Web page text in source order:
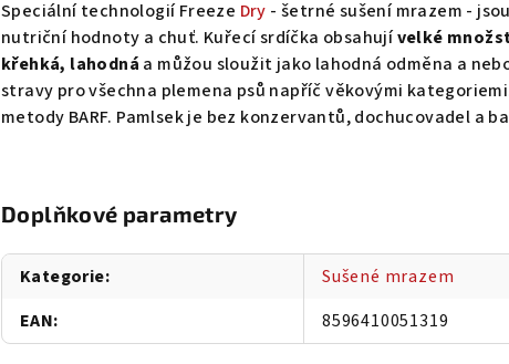
Speciální technologií Freeze Dry - šetrné sušení mrazem -
nutriční hodnoty a chuť. Kuřecí srdíčka obsahujívelké
křehká, lahodná a můžou sloužit jako lahodná odměna a
stravy pro všechna plemena psů napříč věkovými
metody BARF. Pamlsek je bez konzervantů, dochucovadel a
Doplňkové parametry
Kategorie:
Sušené mrazem
EAN: 8596410051319